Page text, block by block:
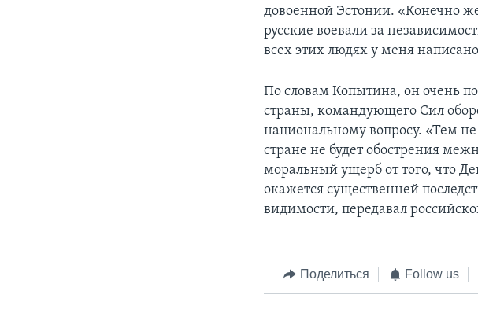
довоенной Эстонии. «Конечно
русские воевали за
всех этих людях у меня
По словам Копытина, он очень
страны, командующего Сил
национальному вопросу. «Тем
стране не будет обострения
моральный ущерб от того, что
окажется существенней
видимости, передавал
Поделиться Follow us